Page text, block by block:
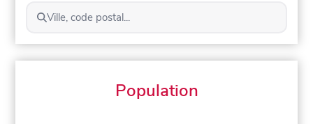
Ville, code postal...
Population